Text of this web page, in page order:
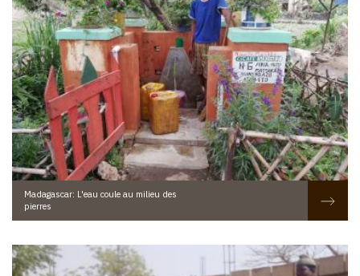
Madagascar: L'eau coule au milieu des
pierres